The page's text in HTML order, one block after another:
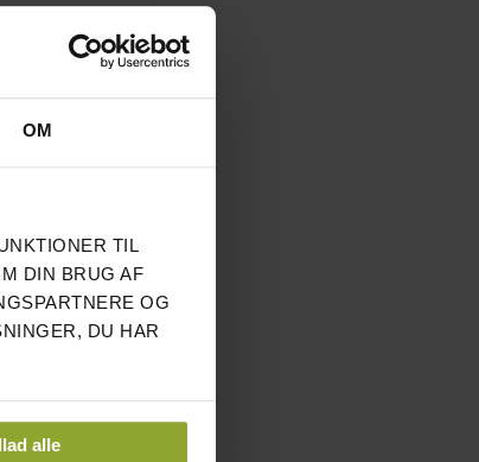
OM
TIL
DIN BRUG AF
OG
DU HAR
alle